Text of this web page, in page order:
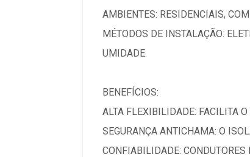
AMBIENTES: RESIDENCIAIS,
MÉTODOS DE INSTALAÇÃO:
UMIDADE.
BENEFÍCIOS:
ALTA FLEXIBILIDADE: FACILITA
SEGURANÇA ANTICHAMA: O
CONFIABILIDADE: